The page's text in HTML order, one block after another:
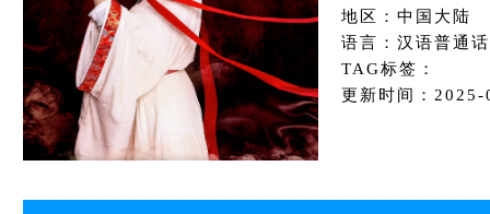
地区：中国大陆
语言：汉语普通话
TAG标签：
更新时间：